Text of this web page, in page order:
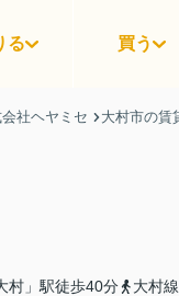
る 買う
社ヘヤミセ 大村市の賃
村」駅徒歩40分 大村